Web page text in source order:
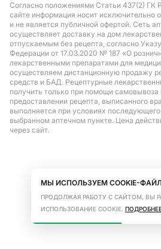
Согласно положениями Статьи 437(2) ГК
сайте информация носит исключительно
и не является публичной офертой. Сеть
осуществляет доставку на дом
отпускаемым без рецепта, согласно
Федерации от 17.03.2020 № 187 «О
лекарственными препаратами для
осуществляем дистанционную продажу
средств и БАД. Рецептурные
получить только при помощи самовывоза
предоставлении рецепта, выписанного
выполняется при условиях
выбранном аптечном пункте. Цена
через сайт.
МЫ ИСПОЛЬЗУЕМ COOKIE-
ПРОДОЛЖАЯ РАБОТУ С САЙТОМ, ВЫ
ИСПОЛЬЗОВАНИЕ COOKIE.